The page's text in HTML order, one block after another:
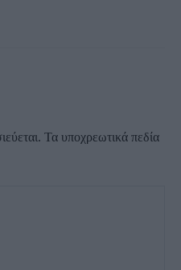
Τα υποχρεωτικά πεδία